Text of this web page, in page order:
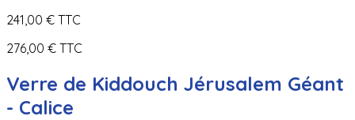
241,00 € TTC
276,00 € TTC
Verre de Kiddouch Jérusalem Géant
- Calice